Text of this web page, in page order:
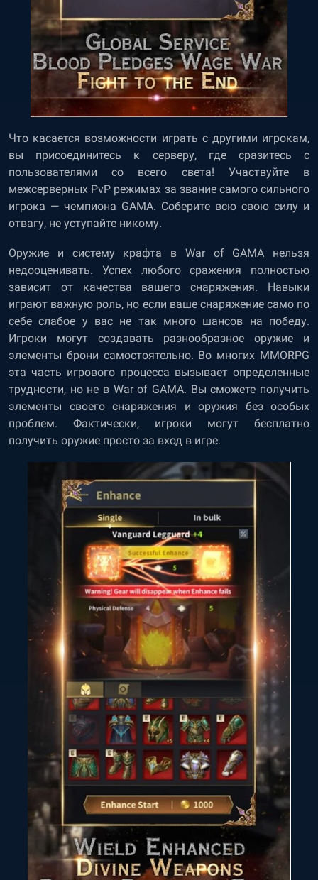
Что касается возможности играть с другими игрокам,
вы присоединитесь к серверу, где сразитесь с
пользователями со всего света! Участвуйте в
межсерверных PvP режимах за звание самого сильного
игрока — чемпиона GAMA. Соберите всю свою силу и
отвагу, не уступайте никому.
Оружие и систему крафта в War of GAMA нельзя
недооценивать. Успех любого сражения полностью
зависит от качества вашего снаряжения. Навыки
играют важную роль, но если ваше снаряжение само по
себе слабое у вас не так много шансов на победу.
Игроки могут создавать разнообразное оружие и
элементы брони самостоятельно. Во многих MMORPG
эта часть игрового процесса вызывает определенные
трудности, но не в War of GAMA. Вы сможете получить
элементы своего снаряжения и оружия без особых
проблем. Фактически, игроки могут бесплатно
получить оружие просто за вход в игре.